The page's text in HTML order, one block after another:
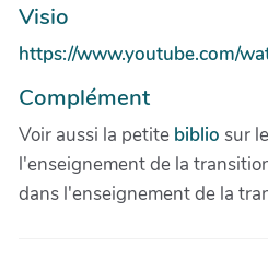
Visio
https://www.youtube.com/
Complément
Voir aussi la petite biblio sur
l'enseignement de la
dans l'enseignement de la